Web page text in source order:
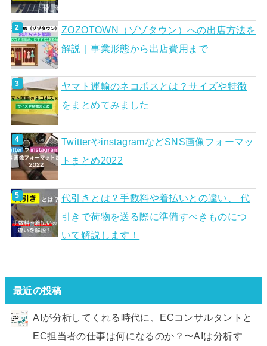
ZOZOTOWN（ゾゾタウン）への出店方法を
解説｜事業形態から出店費用まで
ヤマト運輸のネコポスとは？サイズや特徴
をまとめてみました
TwitterやinstagramなどSNS画像フォーマッ
トまとめ2022
代引きとは？手数料や着払いとの違い、 代
引きで荷物を送る際に準備すべきものにつ
いて解説します！
最近の投稿
AIが分析してくれる時代に、ECコンサルタントと
EC担当者の仕事は何になるのか？〜AIは分析す